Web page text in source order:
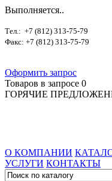
Выполняется..
Тел.: +7 (812) 313-75-79
Факс: +7 (812) 313-75-79
Оформить запрос
Товаров в запросе 0
ГОРЯЧИЕ
О КОМПАНИИ
УСЛУГИ КОНТАКТЫ